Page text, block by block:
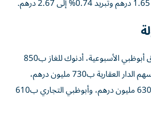
وتصدر سيولة سوق أبوظبي الأسبوعية، أدنوك للغاز ب850
مليون درهم، تلاه سهم الدار العقارية ب730 مليون درهم،
وأدنوك للتوزيع ب630 مليون درهم، وأبوظبي التجاري ب610